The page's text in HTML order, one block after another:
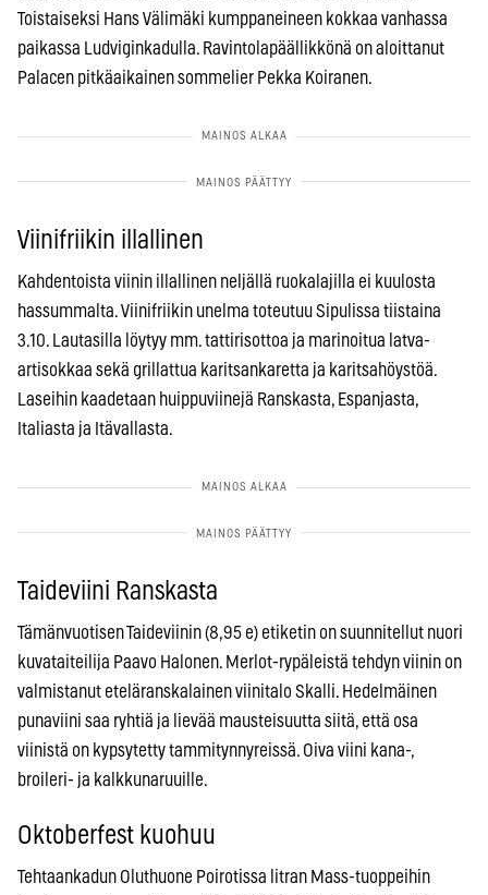
Toistaiseksi Hans Välimäki kumppaneineen kokkaa vanhassa
paikassa Ludviginkadulla. Ravintolapäällikkönä on aloittanut
Palacen pitkäaikainen sommelier Pekka Koiranen.
Viinifriikin illallinen
Kahdentoista viinin illallinen neljällä ruokalajilla ei kuulosta
hassummalta. Viinifriikin unelma toteutuu Sipulissa tiistaina
3.10. Lautasilla löytyy mm. tattirisottoa ja marinoitua latva-
artisokkaa sekä grillattua karitsankaretta ja karitsahöystöä.
Laseihin kaadetaan huippuviinejä Ranskasta, Espanjasta,
Italiasta ja Itävallasta.
Taideviini Ranskasta
Tämänvuotisen Taideviinin (8,95 e) etiketin on suunnitellut nuori
kuvataiteilija Paavo Halonen. Merlot-rypäleistä tehdyn viinin on
valmistanut eteläranskalainen viinitalo Skalli. Hedelmäinen
punaviini saa ryhtiä ja lievää mausteisuutta siitä, että osa
viinistä on kypsytetty tammitynnyreissä. Oiva viini kana-,
broileri- ja kalkkunaruuille.
Oktoberfest kuohuu
Tehtaankadun Oluthuone Poirotissa litran Mass-tuoppeihin